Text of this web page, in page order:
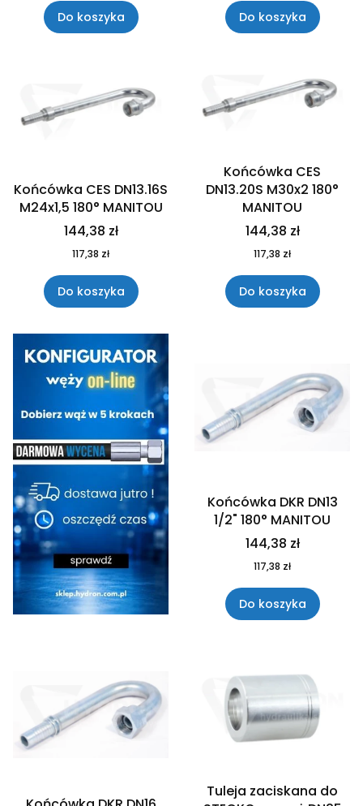
Do koszyka Do koszyka
Końcówka CES DN13.16S
M24x1,5 180° MANITOU
144,38 zł
117,38 zł
Do koszyka
Końcówka CES
DN13.20S M30x2 180°
MANITOU
144,38 zł
117,38 zł
Do koszyka
Końcówka DKR DN13
1/2" 180° MANITOU
144,38 zł
117,38 zł
Do koszyka
Tuleja zaciskana do